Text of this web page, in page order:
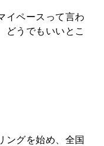
イペースって言わ
どうでもいいとこ
ングを始め、全国